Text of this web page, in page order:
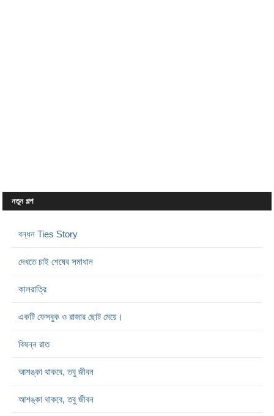
নতুন গল্প
বন্ধন Ties Story
দেখতে চাই শেষের সমাধান
কালরাত্রি
একটি ফেসবুক ও রাজার ছোট মেয়ে।
বিষন্ন রাত
আশঙ্কা থাকবে, তবু জীবন
আশঙ্কা থাকবে, তবু জীবন